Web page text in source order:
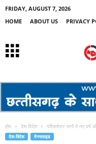
FRIDAY, AUGUST 7, 2026
HOME
ABOUT US PRIVACY
होम देश-विदेश पश्चिमोत्तर भागों में नए
देश-विदेश मेनस्लाइड